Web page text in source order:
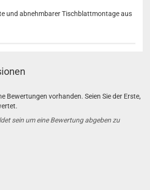
und abnehmbarer Tischblattmontage aus
Bewertungen vorhanden. Seien Sie der Erste,
sein um eine Bewertung abgeben zu